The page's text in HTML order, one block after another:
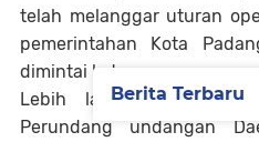
telah melanggar uturan
pemerintahan Kota
dimintai keterangan.
Lebih lanjut kepala
Perundang undangan
Berita Terbaru